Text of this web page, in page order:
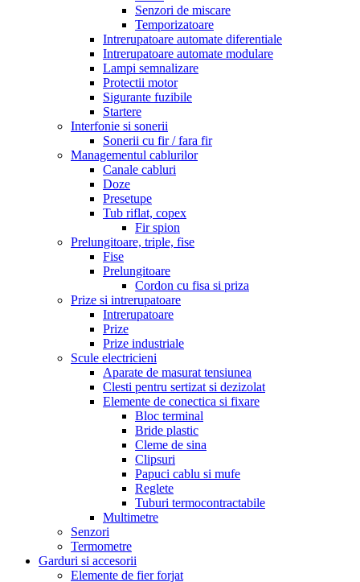
Senzori de miscare
Temporizatoare
Intrerupatoare automate diferentiale
Intrerupatoare automate modulare
Lampi semnalizare
Protectii motor
Sigurante fuzibile
Startere
Interfonie si sonerii
Sonerii cu fir / fara fir
Managementul cablurilor
Canale cabluri
Doze
Presetupe
Tub riflat, copex
Fir spion
Prelungitoare, triple, fise
Fise
Prelungitoare
Cordon cu fisa si priza
Prize si intrerupatoare
Intrerupatoare
Prize
Prize industriale
Scule electricieni
Aparate de masurat tensiunea
Clesti pentru sertizat si dezizolat
Elemente de conectica si fixare
Bloc terminal
Bride plastic
Cleme de sina
Clipsuri
Papuci cablu si mufe
Reglete
Tuburi termocontractabile
Multimetre
Senzori
Termometre
Garduri si accesorii
Elemente de fier forjat